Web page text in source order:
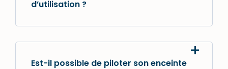
d’utilisation ?
Est-il possible de piloter son enceinte